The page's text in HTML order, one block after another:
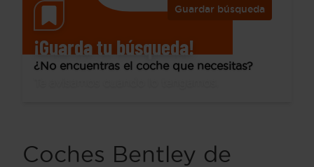
Guardar búsqueda
¡Guarda tu búsqueda!
¿No encuentras el coche que necesitas?
Coches Bentley de